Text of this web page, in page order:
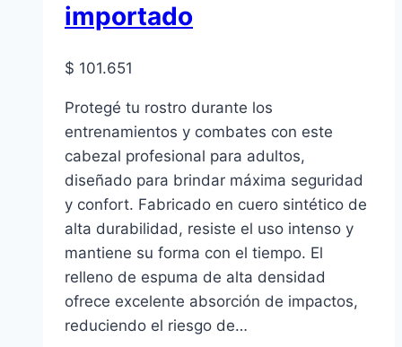
importado
$ 101.651
Protegé tu rostro durante los
entrenamientos y combates con este
cabezal profesional para adultos,
diseñado para brindar máxima seguridad
y confort. Fabricado en cuero sintético de
alta durabilidad, resiste el uso intenso y
mantiene su forma con el tiempo. El
relleno de espuma de alta densidad
ofrece excelente absorción de impactos,
reduciendo el riesgo de…